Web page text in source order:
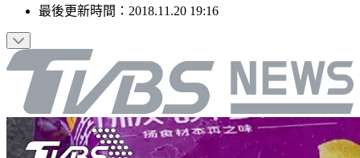
最後更新時間： 2018.11.20 19:16